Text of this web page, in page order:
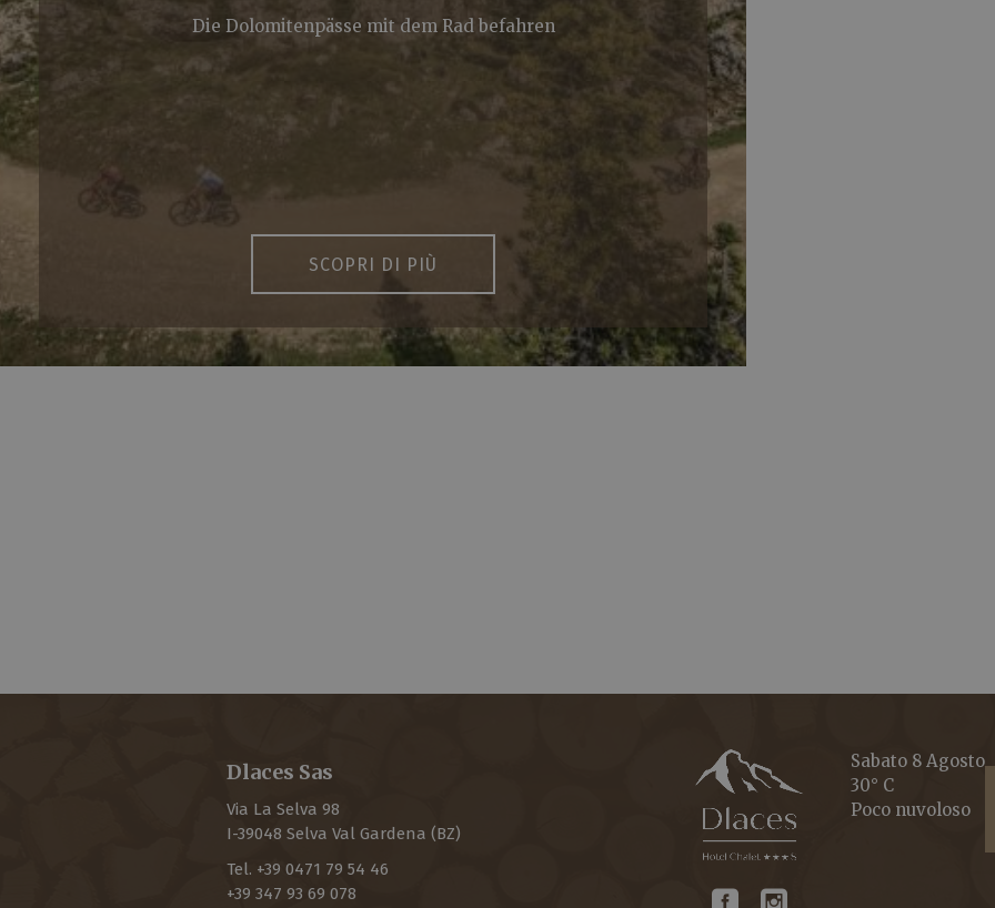
Die Dolomitenpässe mit dem Rad befahren
SCOPRI DI PIÙ
Sabato 8 Agosto
30° C
Poco nuvoloso
Dlaces Sas
Via La Selva 98
I-39048 Selva Val Gardena (BZ)
Tel. +39 0471 79 54 46
+39 347 93 69 078